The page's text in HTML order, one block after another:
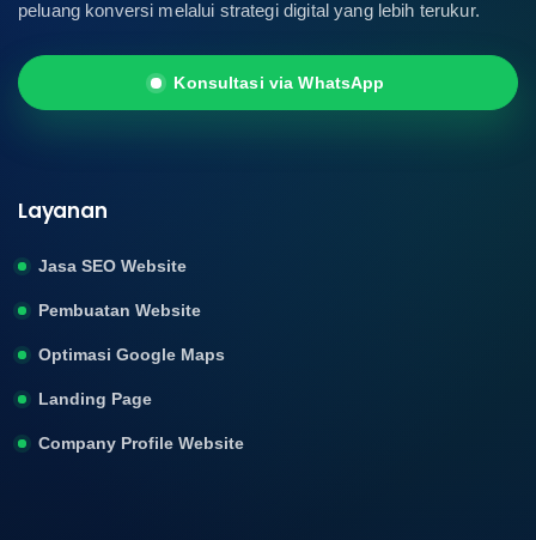
peluang konversi melalui strategi digital yang lebih terukur.
Konsultasi via WhatsApp
Layanan
Jasa SEO Website
Pembuatan Website
Optimasi Google Maps
Landing Page
Company Profile Website